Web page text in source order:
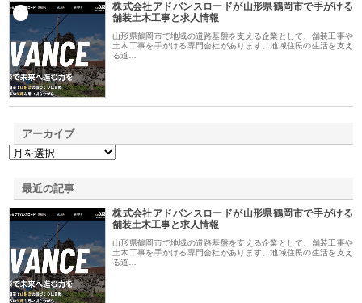
株式会社アドバンスロードが山形県鶴岡市で手がける
舗装土木工事と求人情報
山形県鶴岡市で地域の道路基盤を支える企業として、舗装工事や
土木工事を手がける専門会社があります。地域住民の生活を支え
る道…
アーカイブ
最近の記事
株式会社アドバンスロードが山形県鶴岡市で手がける
舗装土木工事と求人情報
山形県鶴岡市で地域の道路基盤を支える企業として、舗装工事や
土木工事を手がける専門会社があります。地域住民の生活を支え
る道…